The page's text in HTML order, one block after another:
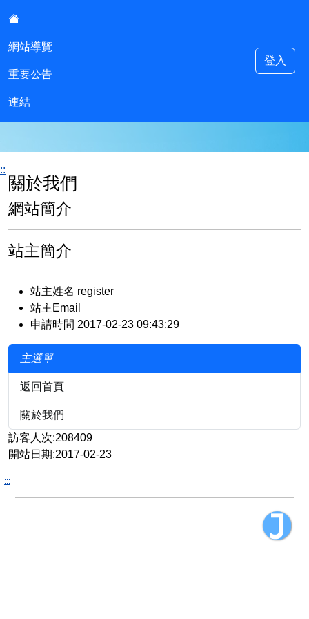
網站導覽
重要公告
連結
登入
關於我們
網站簡介
站主簡介
站主姓名 register
站主Email
申請時間 2017-02-23 09:43:29
主選單
返回首頁
關於我們
訪客人次:208409
開站日期:2017-02-23
:::